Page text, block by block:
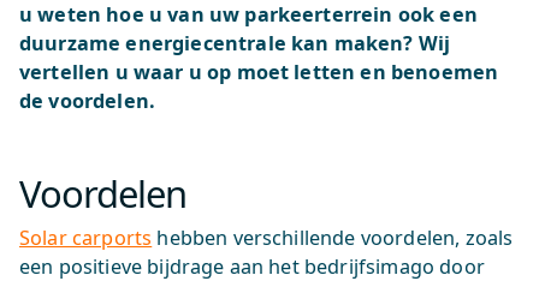
u weten hoe u van uw parkeerterrein ook een
duurzame energiecentrale kan maken? Wij
vertellen u waar u op moet letten en benoemen
de voordelen.
Voordelen
Solar carports hebben verschillende voordelen, zoals
een positieve bijdrage aan het bedrijfsimago door